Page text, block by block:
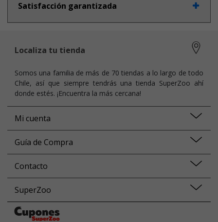
Satisfacción garantizada
Localiza tu tienda
Somos una familia de más de 70 tiendas a lo largo de todo
Chile, así que siempre tendrás una tienda SuperZoo ahí
donde estés. ¡Encuentra la más cercana!
Mi cuenta
Guía de Compra
Contacto
SuperZoo